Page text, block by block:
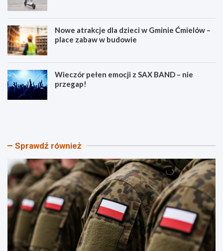
Nowe atrakcje dla dzieci w Gminie Ćmielów –
place zabaw w budowie
Wieczór pełen emocji z SAX BAND – nie
przegap!
P
k
a
t
r
i
o
t
z
B
e
z
e
ń
s
t
w
a
Sprawdź również